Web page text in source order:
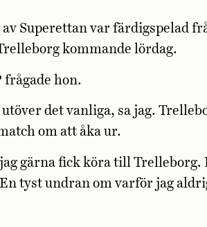
av Superettan var färdigspelad
kommande lördag.
frågade hon.
det vanliga, sa jag.
om att åka ur.
gärna fick köra till Trelleborg.
tyst undran om varför jag